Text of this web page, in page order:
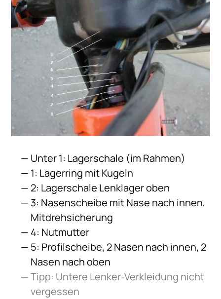
Unter 1: Lagerschale (im Rahmen)
1: Lagerring mit Kugeln
2: Lagerschale Lenklager oben
3: Nasenscheibe mit Nase nach innen,
Mitdrehsicherung
4: Nutmutter
5: Profilscheibe, 2 Nasen nach innen, 2
Nasen nach oben
Tipp: Untere Lenker-Verkleidung nicht
vergessen